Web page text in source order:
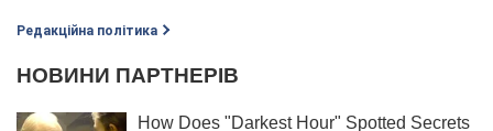
Редакційна політика